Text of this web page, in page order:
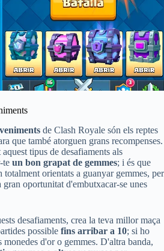
de Clash Royale són els reptes
que també atorguen grans recompenses.
tipus de desafiaments als
te un bon grapat de gemmes; i és que
totalment orientats a guanyar gemmes, per
gran oportunitat d'embutxacar-se unes
desafiaments, crea la teva millor maça
possible fins arribar a 10; si ho
monedes d'or o gemmes. D'altra banda,